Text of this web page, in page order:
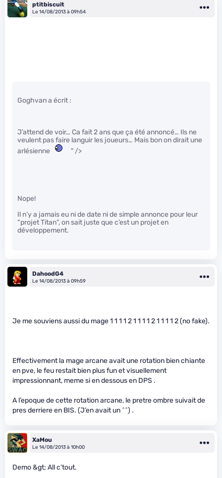
ptitbiscuit
Le 14/08/2013 à 09h54
Goghvan a écrit :
J’attend de voir… Ca fait 2 ans que ça été annoncé… Ils ne
veulent pas faire languir les joueurs… Mais bon on dirait une
arlésienne
" />
Nope!
Il n’y a jamais eu ni de date ni de simple annonce pour leur
“projet Titan”, on sait juste que c’est un projet en
développement.
DahoodG4
Le 14/08/2013 à 09h59
Je me souviens aussi du mage 1 1 1 1 2 1 1 1 1 2 1 1 1 1 2 (no fake).
Effectivement la mage arcane avait une rotation bien chiante
en pve, le feu restait bien plus fun et visuellement
impressionnant, meme si en dessous en DPS .
A l’epoque de cette rotation arcane, le pretre ombre suivait de
pres derriere en BIS. (J’en avait un ^^) .
XaMou
Le 14/08/2013 à 10h00
Demo &gt; All c’tout.